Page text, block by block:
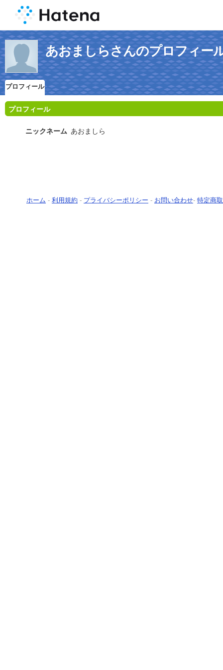
あおましらさんのプロフィー
プロフィール
プロフィール
ニックネーム あおましら
ホーム - 利用規約 - プライバシーポリシー - お問い合わせ- 特定商